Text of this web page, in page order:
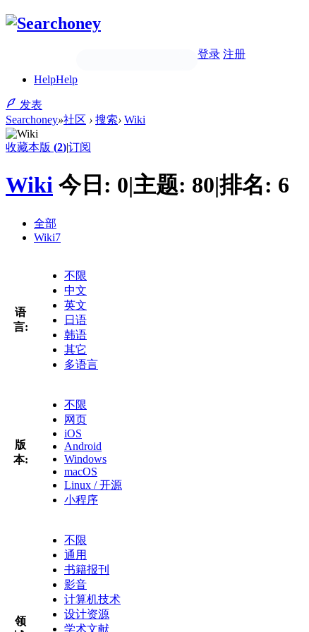
登录 注册
HelpHelp
发表
Searchoney»社区 › 搜索› Wiki
收藏本版 (2)|订阅
Wiki 今日: 0|主题: 80|排名: 6
全部
Wiki7
语
言:
不限
中文
英文
日语
韩语
其它
多语言
版
本:
不限
网页
iOS
Android
Windows
macOS
Linux / 开源
小程序
领
不限
通用
书籍报刊
影音
计算机技术
设计资源
学术文献